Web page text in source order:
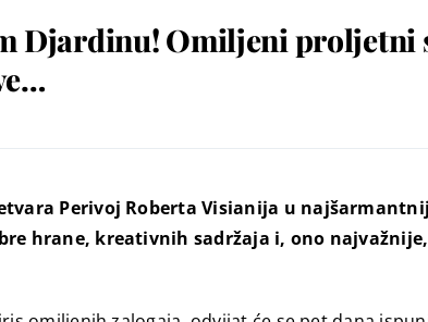
Djardinu! Omiljeni proljetni
Perivoj Roberta Visianija u
hrane, kreativnih sadržaja i, ono